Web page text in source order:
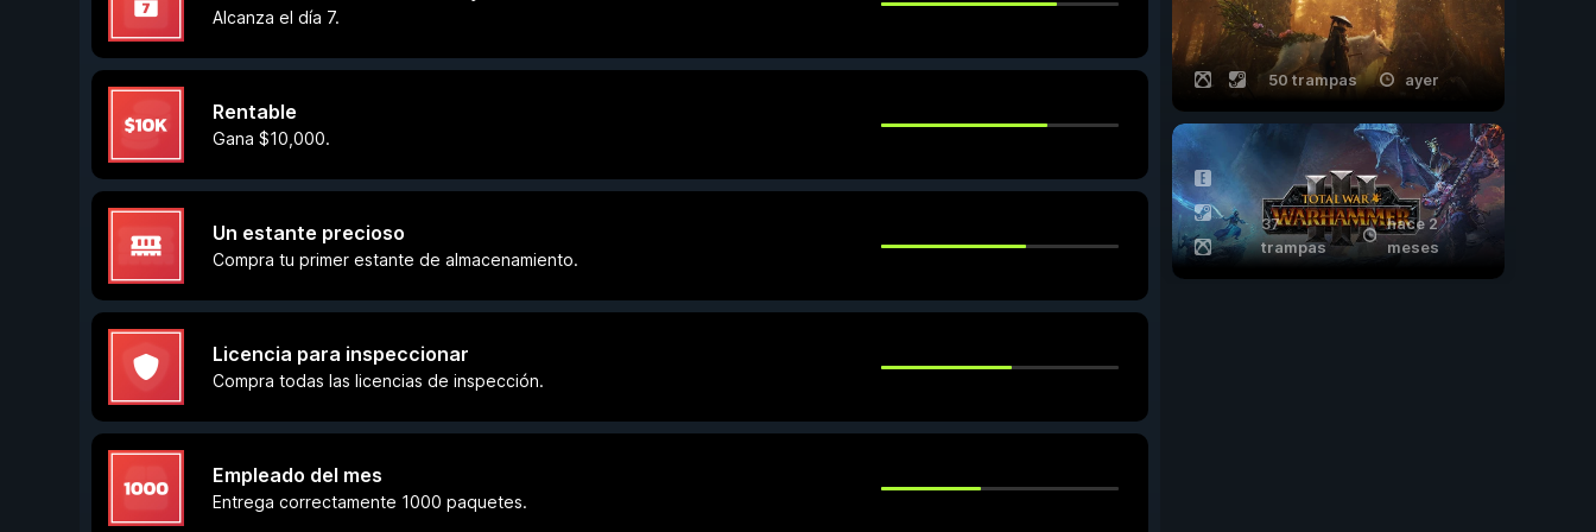
Alcanza el día 7.
Rentable
Gana $10,000.
Un estante precioso
Compra tu primer estante de almacenamiento.
Licencia para inspeccionar
Compra todas las licencias de inspección.
Empleado del mes
Entrega correctamente 1000 paquetes.
50 trampas ayer
37
trampas
hace 2
meses